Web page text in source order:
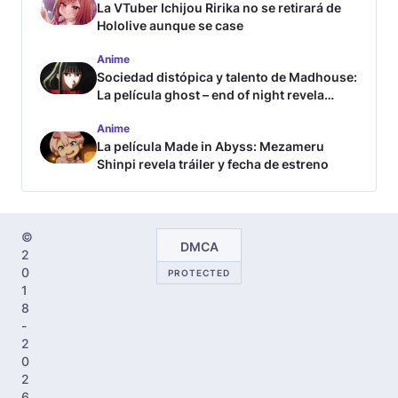
La VTuber Ichijou Ririka no se retirará de
Hololive aunque se case
Anime
Sociedad distópica y talento de Madhouse:
La película ghost – end of night revela
Anime
La película Made in Abyss: Mezameru
Shinpi revela tráiler y fecha de estreno
©
2
0
1
8
-
2
0
2
DMCA
PROTECTED